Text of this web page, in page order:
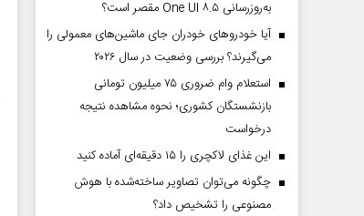
به‌روزرسانی One UI ۸.۵ مقصر است؟
آیا خودروهای خودران جای ماشین‌های معمولی را
می‌گیرند؟ بررسی وضعیت در سال ۲۰۲۶
استعلام وام ضروری ۷۵ میلیون تومانی
بازنشستگان کشوری؛ نحوه مشاهده نتیجه
درخواست
این غذای لاکچری را ۱۵ دقیقه‌ای آماده کنید
چگونه می‌توان تصاویر ساخته‌شده با هوش
مصنوعی را تشخیص داد؟